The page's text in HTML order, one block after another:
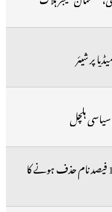
پر شیئر
ہلچل
تلنگانہ ووٹر لسٹ سے تقریباً 15 فیصد نام حذف ہونے کا